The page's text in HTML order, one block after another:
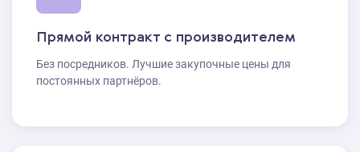
Прямой контракт с производителем
Без посредников. Лучшие закупочные цены для
постоянных партнёров.